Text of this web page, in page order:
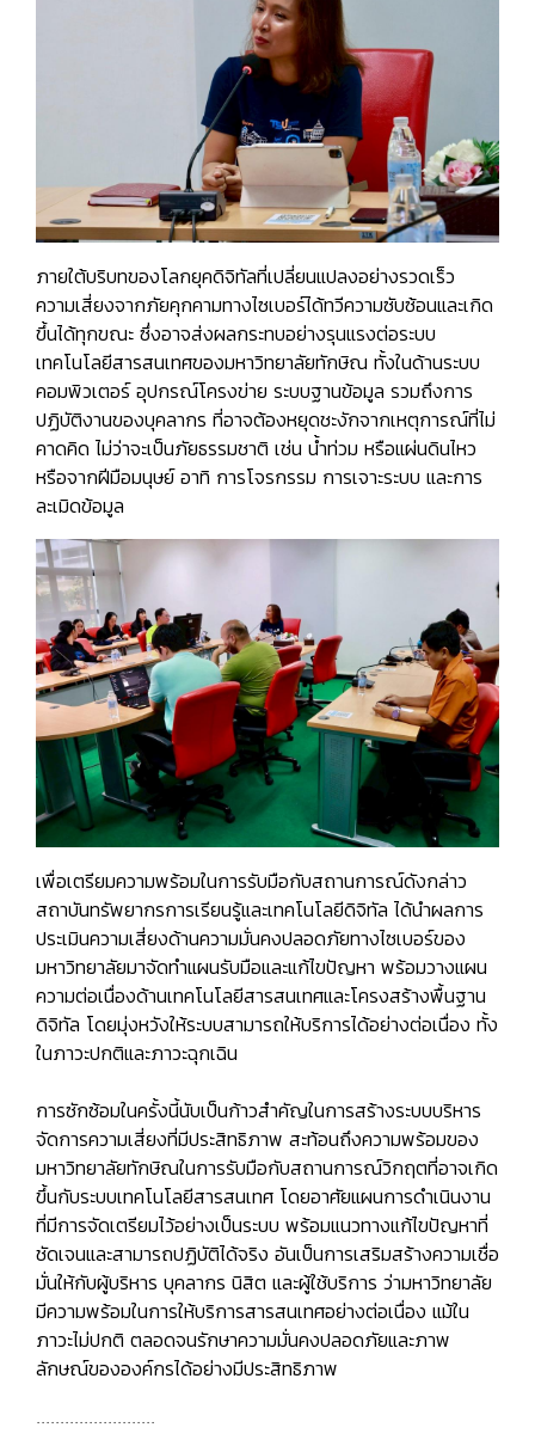
ภายใต้บริบทของโลกยุคดิจิทัลที่เปลี่ยนแปลงอย่างรวดเร็ว
ความเสี่ยงจากภัยคุกคามทางไซเบอร์ได้ทวีความซับซ้อนและเกิด
ขึ้นได้ทุกขณะ ซึ่งอาจส่งผลกระทบอย่างรุนแรงต่อระบบ
เทคโนโลยีสารสนเทศของมหาวิทยาลัยทักษิณ ทั้งในด้านระบบ
คอมพิวเตอร์ อุปกรณ์โครงข่าย ระบบฐานข้อมูล รวมถึงการ
ปฏิบัติงานของบุคลากร ที่อาจต้องหยุดชะงักจากเหตุการณ์ที่ไม่
คาดคิด ไม่ว่าจะเป็นภัยธรรมชาติ เช่น น้ำท่วม หรือแผ่นดินไหว
หรือจากฝีมือมนุษย์ อาทิ การโจรกรรม การเจาะระบบ และการ
ละเมิดข้อมูล
เพื่อเตรียมความพร้อมในการรับมือกับสถานการณ์ดังกล่าว
สถาบันทรัพยากรการเรียนรู้และเทคโนโลยีดิจิทัล ได้นำผลการ
ประเมินความเสี่ยงด้านความมั่นคงปลอดภัยทางไซเบอร์ของ
มหาวิทยาลัยมาจัดทำแผนรับมือและแก้ไขปัญหา พร้อมวางแผน
ความต่อเนื่องด้านเทคโนโลยีสารสนเทศและโครงสร้างพื้นฐาน
ดิจิทัล โดยมุ่งหวังให้ระบบสามารถให้บริการได้อย่างต่อเนื่อง ทั้ง
ในภาวะปกติและภาวะฉุกเฉิน
การซักซ้อมในครั้งนี้นับเป็นก้าวสำคัญในการสร้างระบบบริหาร
จัดการความเสี่ยงที่มีประสิทธิภาพ สะท้อนถึงความพร้อมของ
มหาวิทยาลัยทักษิณในการรับมือกับสถานการณ์วิกฤตที่อาจเกิด
ขึ้นกับระบบเทคโนโลยีสารสนเทศ โดยอาศัยแผนการดำเนินงาน
ที่มีการจัดเตรียมไว้อย่างเป็นระบบ พร้อมแนวทางแก้ไขปัญหาที่
ชัดเจนและสามารถปฏิบัติได้จริง อันเป็นการเสริมสร้างความเชื่อ
มั่นให้กับผู้บริหาร บุคลากร นิสิต และผู้ใช้บริการ ว่ามหาวิทยาลัย
มีความพร้อมในการให้บริการสารสนเทศอย่างต่อเนื่อง แม้ใน
ภาวะไม่ปกติ ตลอดจนรักษาความมั่นคงปลอดภัยและภาพ
ลักษณ์ขององค์กรได้อย่างมีประสิทธิภาพ
.........................